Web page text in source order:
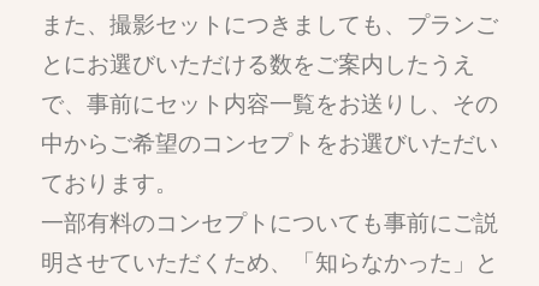
また、撮影セットにつきましても、プランご
とにお選びいただける数をご案内したうえ
で、事前にセット内容一覧をお送りし、その
中からご希望のコンセプトをお選びいただい
ております。
一部有料のコンセプトについても事前にご説
明させていただくため、「知らなかった」と